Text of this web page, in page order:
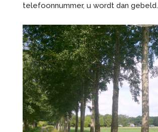
telefoonnummer, u wordt dan gebeld.